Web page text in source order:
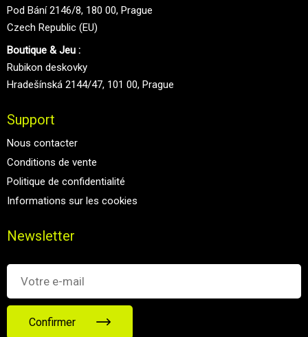
Pod Bání 2146/8, 180 00, Prague
Czech Republic (EU)
Boutique & Jeu :
Rubikon deskovky
Hradešínská 2144/47, 101 00, Prague
Support
Nous contacter
Conditions de vente
Politique de confidentialité
Informations sur les cookies
Newsletter
Confirmer